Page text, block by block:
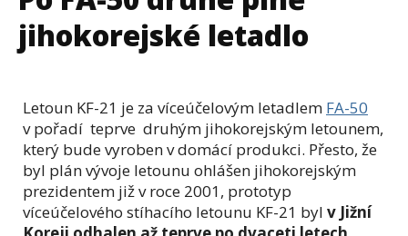
jihokorejské letadlo
Letoun KF-21 je za víceúčelovým letadlem FA-50
v pořadí teprve druhým jihokorejským letounem,
který bude vyroben v domácí produkci. Přesto, že
byl plán vývoje letounu ohlášen jihokorejským
prezidentem již v roce 2001, prototyp
víceúčelového stíhacího letounu KF-21 byl v Jižní